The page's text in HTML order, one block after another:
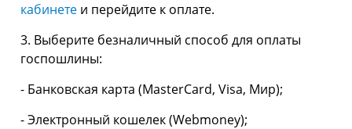
кабинете и перейдите к оплате.
3. Выберите безналичный способ для оплаты
госпошлины:
- Банковская карта (MasterСard, Visa, Мир);
- Электронный кошелек (Webmoney);